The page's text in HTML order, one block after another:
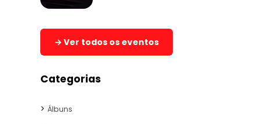
→ Ver todos os eventos
Categorias
Álbuns